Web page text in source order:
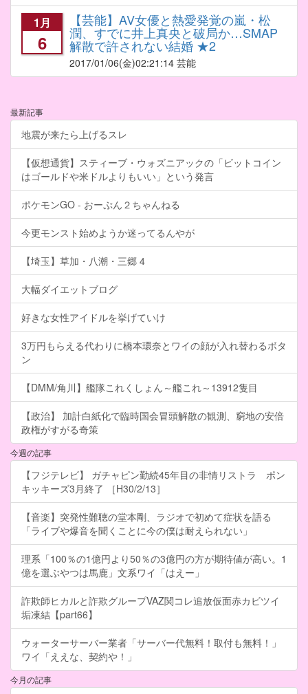
1月
6
【芸能】AV女優と熱愛発覚の嵐・松
潤、すでに井上真央と破局か…SMAP
解散で許されない結婚 ★2
2017/01/06(金)02:21:14 芸能
最新記事
地震が来たら上げるスレ
【仮想通貨】スティーブ・ウォズニアックの「ビットコイン
はゴールドや米ドルよりもいい」という発言
ポケモンGO - おーぷん２ちゃんねる
今更モンスト始めようか迷ってるんやが
【埼玉】草加・八潮・三郷 4
大幅ダイエットブログ
好きな女性アイドルを挙げていけ
3万円もらえる代わりに橋本環奈とワイの顔が入れ替わるボタ
ン
【DMM/角川】艦隊これくしょん～艦これ～13912隻目
【政治】 加計白紙化で臨時国会冒頭解散の観測、窮地の安倍
政権がすがる奇策
今週の記事
【フジテレビ】 ガチャピン勤続45年目の非情リストラ ポン
キッキーズ3月終了 ［H30/2/13］
【音楽】突発性難聴の堂本剛、ラジオで初めて症状を語る
「ライブや爆音を聞くことに今の僕は耐えられない」
理系「100％の1億円より50％の3億円の方が期待値が高い。1
億を選ぶやつは馬鹿」文系ワイ「はえー」
詐欺師ヒカルと詐欺グループVAZ関コレ追放仮面赤カビツイ
垢凍結【part66】
ウォーターサーバー業者「サーバー代無料！取付も無料！」
ワイ「ええな、契約や！」
今月の記事